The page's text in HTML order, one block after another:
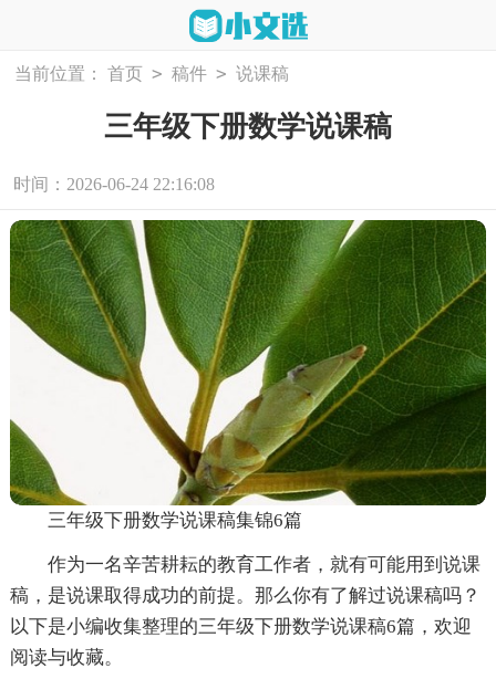
当前位置： 首页 > 稿件 > 说课稿
三年级下册数学说课稿
时间：2026-06-24 22:16:08
三年级下册数学说课稿集锦6篇
作为一名辛苦耕耘的教育工作者，就有可能用到说课
稿，是说课取得成功的前提。那么你有了解过说课稿吗？
以下是小编收集整理的三年级下册数学说课稿6篇，欢迎
阅读与收藏。